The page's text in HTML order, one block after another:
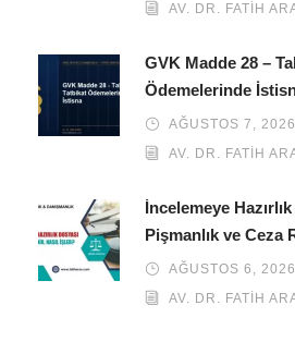
AV. DR. FATIH
GVK Madde 28 –
Ödemelerinde
AĞUSTOS 7, 2026
AV. DR. FATIH
İncelemeye
Pişmanlık ve Ceza
AĞUSTOS 6, 2026
AV. DR. FATIH